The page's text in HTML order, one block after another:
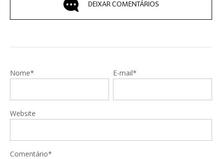
DEIXAR COMENTÁRIOS
Nome* E-mail*
Website
Comentário*